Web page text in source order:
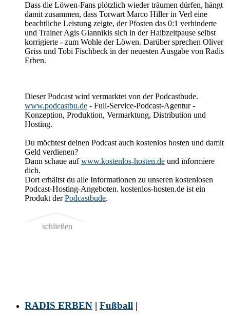
Dass die Löwen-Fans plötzlich wieder träumen dürfen, hängt
damit zusammen, dass Torwart Marco Hiller in Verl eine
beachtliche Leistung zeigte, der Pfosten das 0:1 verhinderte
und Trainer Agis Giannikis sich in der Halbzeitpause selbst
korrigierte - zum Wohle der Löwen. Darüber sprechen Oliver
Griss und Tobi Fischbeck in der neuesten Ausgabe von Radis
Erben.
Dieser Podcast wird vermarktet von der Podcastbude.
www.podcastbu.de - Full-Service-Podcast-Agentur -
Konzeption, Produktion, Vermarktung, Distribution und
Hosting.
Du möchtest deinen Podcast auch kostenlos hosten und damit
Geld verdienen?
Dann schaue aufwww.kostenlos-hosten.de und informiere
dich.
Dort erhältst du alle Informationen zu unseren kostenlosen
Podcast-Hosting-Angeboten. kostenlos-hosten.de ist ein
Produkt derPodcastbude.
schließen
RADIS ERBEN | Fußball |